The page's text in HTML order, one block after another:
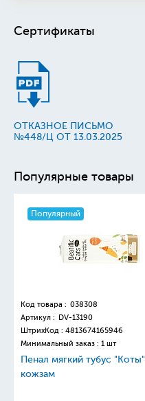
Сертификаты
ОТКАЗНОЕ ПИСЬМО
№448/Ц ОТ 13.03.2025
Популярные товары
Популярный
Код товара : 038308
Артикул : DV-13190
ШтрихКод : 4813674165946
Минимальный заказ : 1 шт
Пенал мягкий тубус "Коты"
кожзам